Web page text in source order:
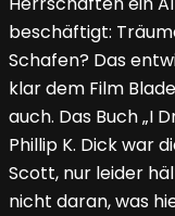
beschäftigt:
Schafen? Das
klar dem Film
auch. Das Buch „I
Phillip K. Dick war
Scott, nur leider
nicht daran, was